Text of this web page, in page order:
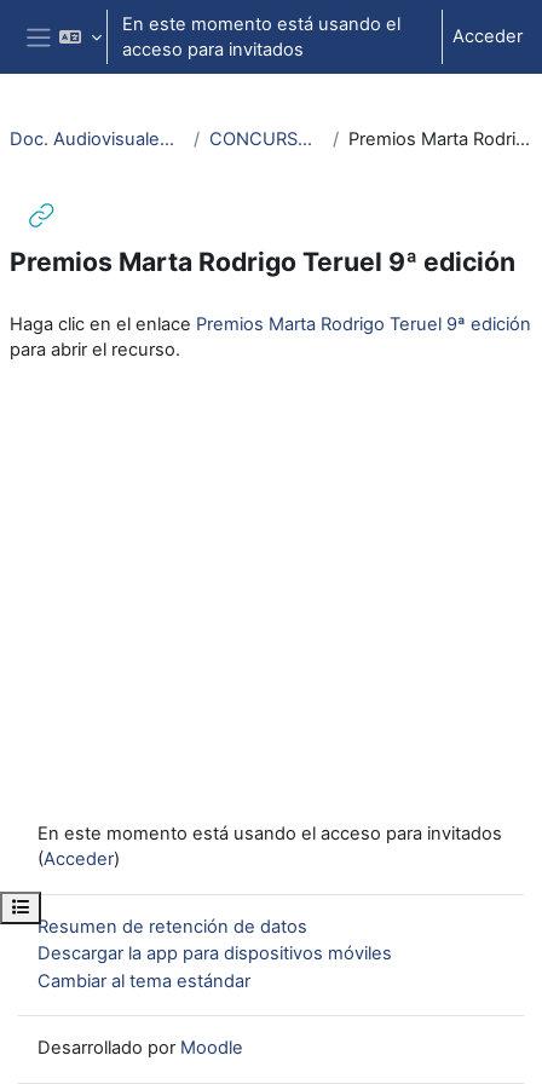
Salta al contenido principal
Panel lateral
En este momento está usando el
acceso para invitados
Acceder
Abrir índice del curso
Doc. Audiovisuales Veterinaria CCSS CONCURSOS Y PREMIOS Premios Marta Rodrigo Teruel 9ª edición
Premios Marta Rodrigo Teruel 9ª edición
Haga clic en el enlace Premios Marta Rodrigo Teruel 9ª edición
para abrir el recurso.
En este momento está usando el acceso para invitados
(Acceder)
Resumen de retención de datos
Descargar la app para dispositivos móviles
Cambiar al tema estándar
Desarrollado por Moodle